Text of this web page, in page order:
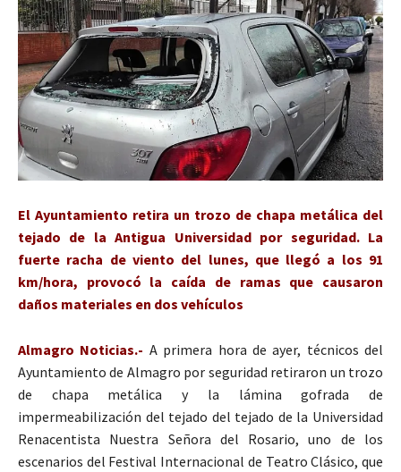
El Ayuntamiento retira un trozo de chapa metálica del
tejado de la Antigua Universidad por seguridad. La
fuerte racha de viento del lunes, que llegó a los 91
km/hora, provocó la caída de ramas que causaron
daños materiales en dos vehículos
Almagro Noticias.- A primera hora de ayer, técnicos del
Ayuntamiento de Almagro por seguridad retiraron un trozo
de chapa metálica y la lámina gofrada de
impermeabilización del tejado del tejado de la Universidad
Renacentista Nuestra Señora del Rosario, uno de los
escenarios del Festival Internacional de Teatro Clásico, que